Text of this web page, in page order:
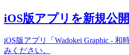
iOS版アプリを新規公
iOS版アプリ「Wadokei Graphic -
みください。